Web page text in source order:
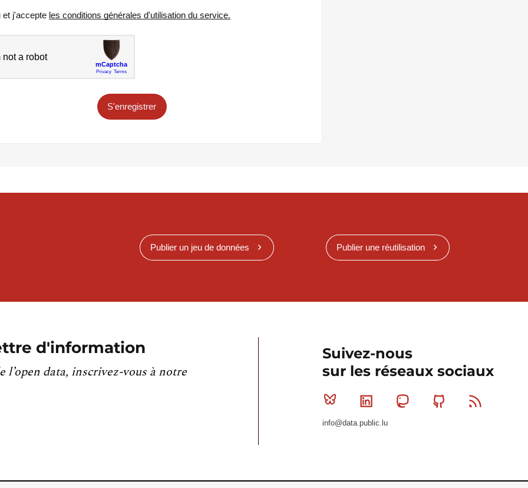
et j'accepte les conditions générales d'utilisation du service.
S'enregistrer
Publier un jeu de données Publier une réutilisation
d'information
l’open data, inscrivez-vous à notre
Suivez-nous
sur les réseaux sociaux
Bluesky Linkedin MastodonGithub
info@data.public.lu